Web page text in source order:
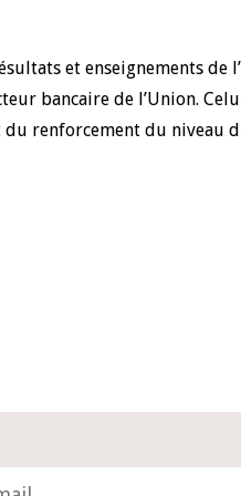
et enseignements de
bancaire de l’Union.
renforcement du niveau